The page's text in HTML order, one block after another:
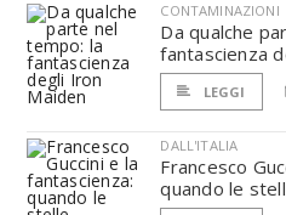
CONTAMINAZIONI
Da qualche
fantascienza
LEGGI
DALL'ITALIA
Francesco
quando le